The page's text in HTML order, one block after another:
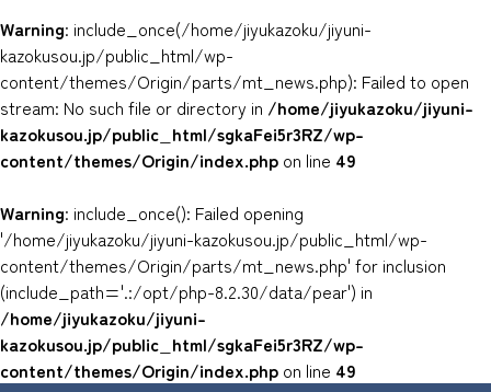
Warning: include_once(/home/jiyukazoku/jiyuni-
kazokusou.jp/public_html/wp-
content/themes/Origin/parts/mt_news.php): Failed to open
stream: No such file or directory in /home/jiyukazoku/jiyuni-
kazokusou.jp/public_html/sgkaFei5r3RZ/wp-
content/themes/Origin/index.php on line 49
Warning: include_once(): Failed opening
'/home/jiyukazoku/jiyuni-kazokusou.jp/public_html/wp-
content/themes/Origin/parts/mt_news.php' for inclusion
(include_path='.:/opt/php-8.2.30/data/pear') in
/home/jiyukazoku/jiyuni-
kazokusou.jp/public_html/sgkaFei5r3RZ/wp-
content/themes/Origin/index.php on line 49